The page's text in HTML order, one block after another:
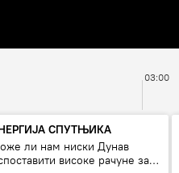
03:00
СПУТЊИКА
ли нам ниски Дунав
високе рачуне за